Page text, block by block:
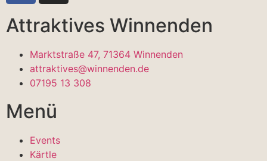
Attraktives Winnenden
Marktstraße 47, 71364 Winnenden
attraktives@winnenden.de
07195 13 308
Menü
Events
Kärtle